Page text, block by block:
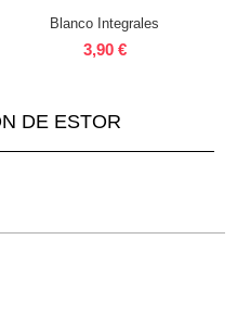
Blanco Integrales
3,90 €
DE ESTOR